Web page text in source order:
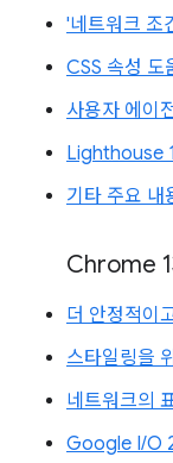
'네트워크 조
CSS 속성 도
사용자 에이
Lighthouse
기타 주요 내
Chrome
더 안정적이
스타일링을
네트워크의
Google I/O